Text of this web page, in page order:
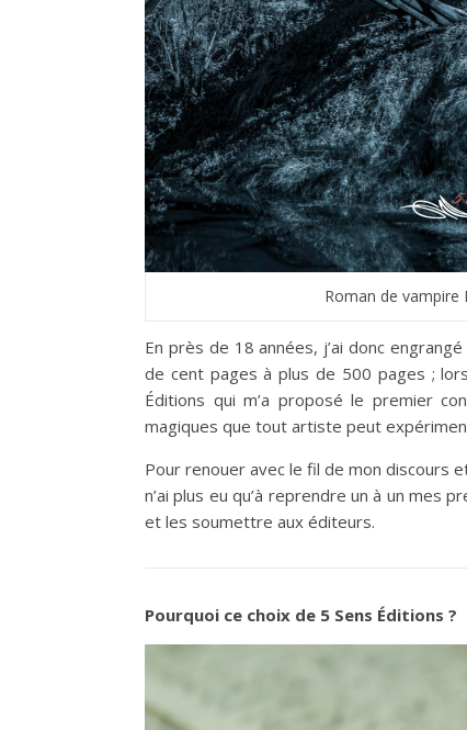
Roman de vampire
En près de 18 années, j’ai donc
de cent pages à plus de 500 pages ;
Éditions qui m’a proposé le premier
magiques que tout artiste peut
Pour renouer avec le fil de mon discours
n’ai plus eu qu’à reprendre un à un mes
et les soumettre aux éditeurs.
Pourquoi ce choix de 5 Sens Éditions ?